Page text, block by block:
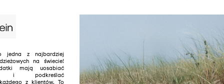
jedna z najbardziej
na świecie!
mają uosabiać
i podkreślać
z klientów. To